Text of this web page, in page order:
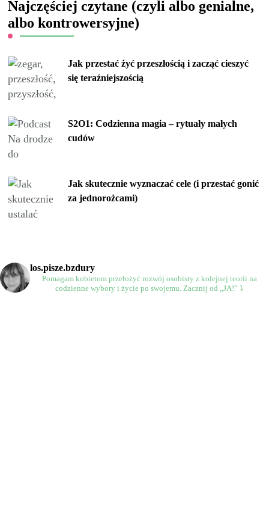
Najczęściej czytane (czyli albo genialne,
albo kontrowersyjne)
Jak przestać żyć przeszłością i zacząć cieszyć
się teraźniejszością
S2O1: Codzienna magia – rytuały małych
cudów
Jak skutecznie wyznaczać cele (i przestać gonić
za jednorożcami)
los.pisze.bzdury
Pomagam kobietom przełożyć rozwój osobisty z kolejnej teorii na
codzienne wybory i życie po swojemu. Zacznij od „JA!” ⤵️